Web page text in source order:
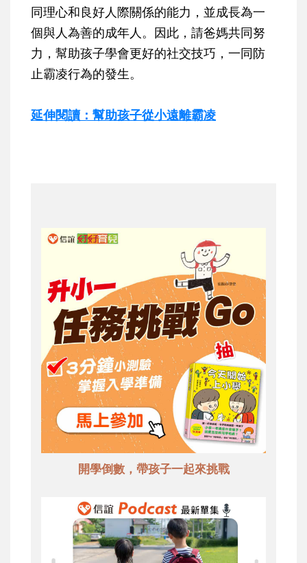
同理心和良好人際關係的能力，並成長為一
個與人為善的成年人。因此，請爸媽共同努
力，幫助孩子學會更好的社交技巧，一同防
止霸凌行為的發生。
延伸閱讀：幫助孩子從小遠離霸凌
開學倒數，帶孩子一起來挑戰